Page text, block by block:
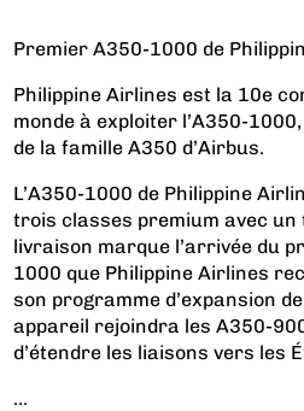
Premier A350-1000 de
Philippine Airlines est la 10e
monde à exploiter l’A350-
de la famille A350 d’Airbus.
L’A350-1000 de Philippine
trois classes premium avec un
livraison marque l’arrivée du
1000 que Philippine Airlines
son programme d’expansion
appareil rejoindra les A350-
d’étendre les liaisons vers les
...